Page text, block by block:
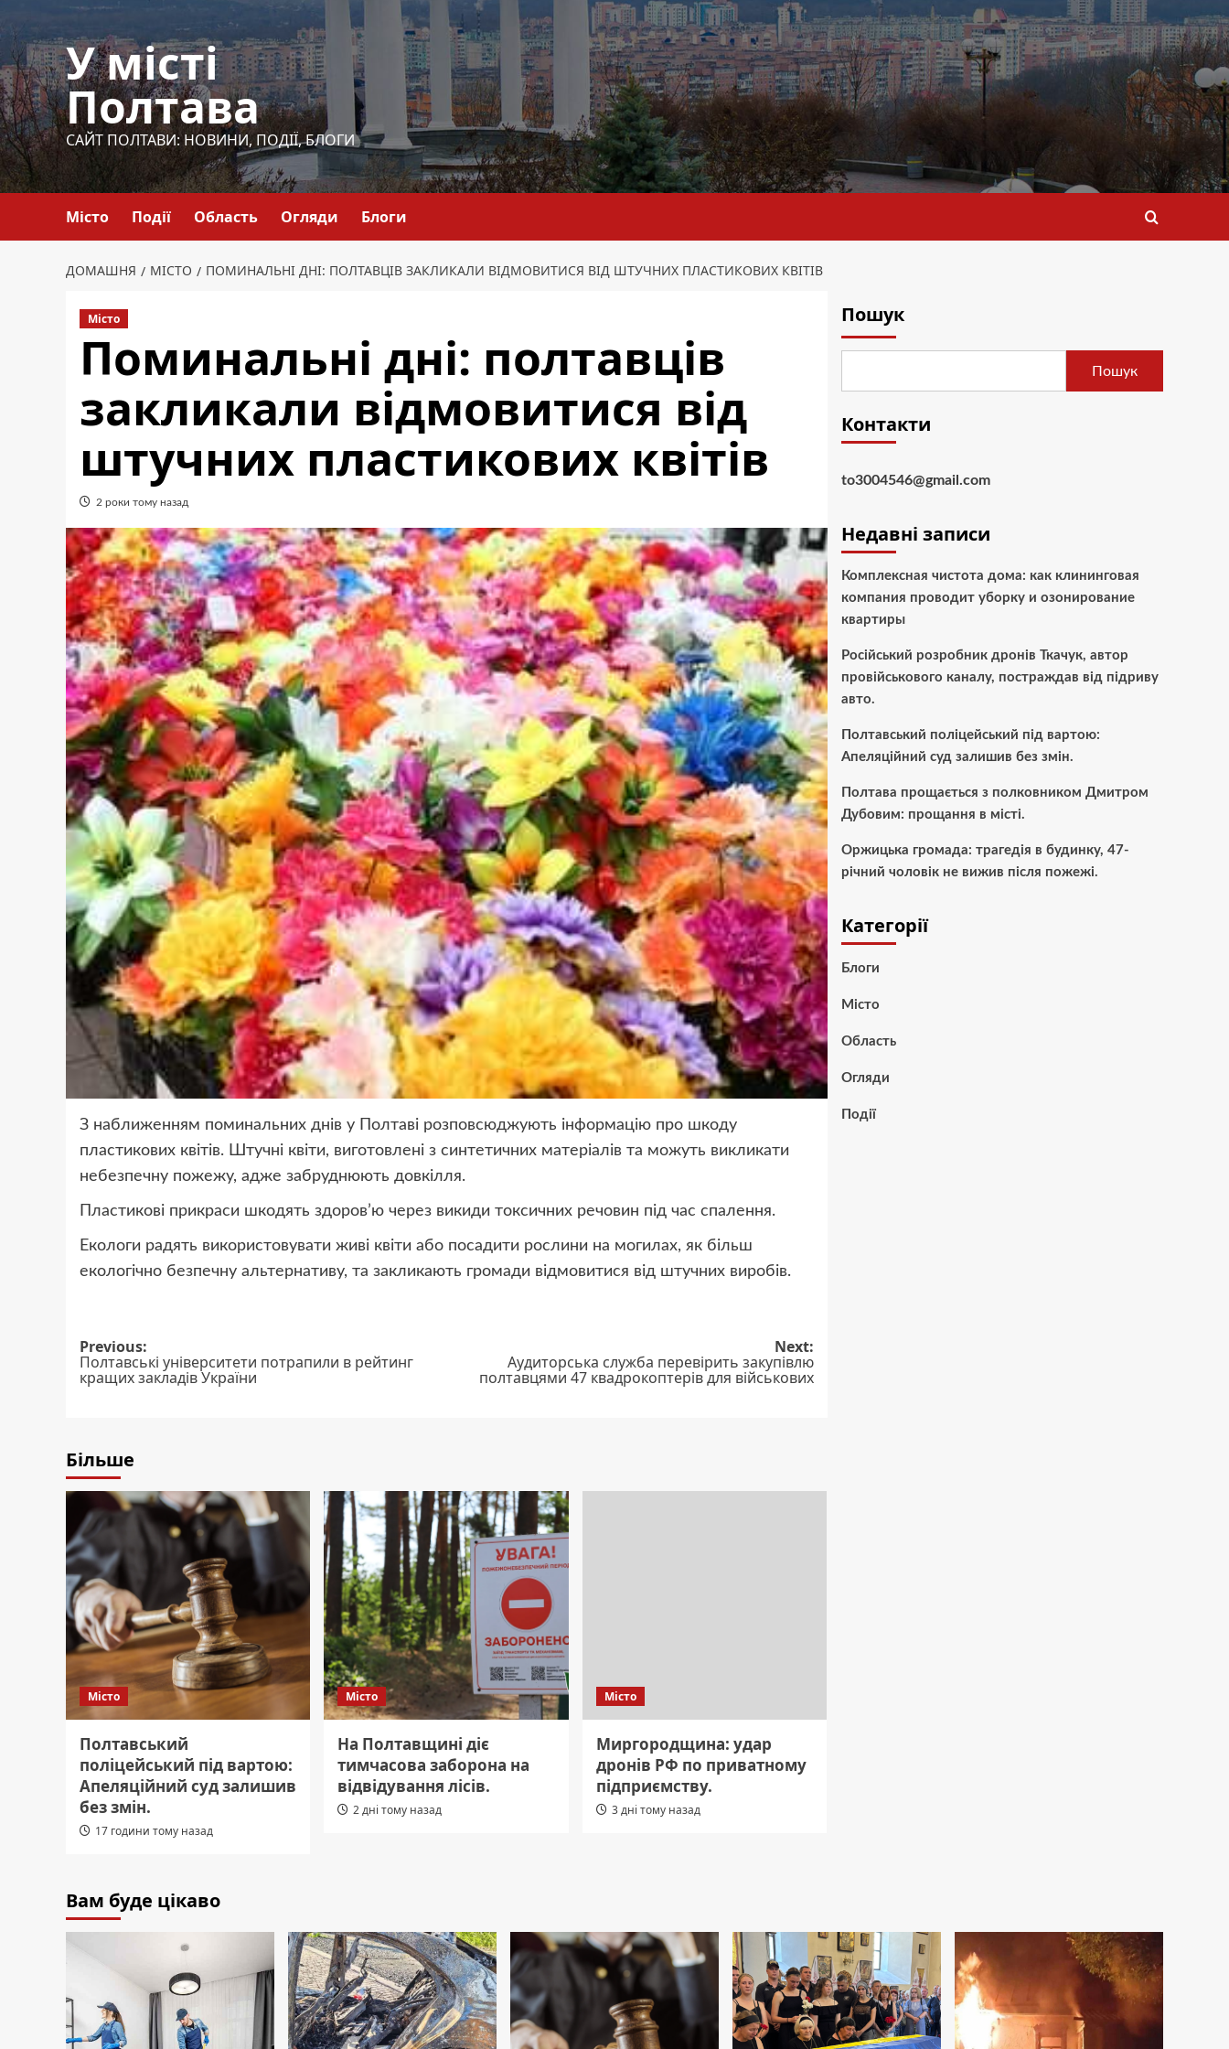
до
вмісту
У місті
Полтава
САЙТ ПОЛТАВИ: НОВИНИ, ПОДІЇ, БЛОГИ
Місто Події Область Огляди Блоги
ДОМАШНЯ МІСТО ПОМИНАЛЬНІ ДНІ: ПОЛТАВЦІВ ЗАКЛИКАЛИ ВІДМОВИТИСЯ ВІД ШТУЧНИХ ПЛАСТИКОВИХ КВІТІВ
Місто
Поминальні дні: полтавців
закликали відмовитися від
штучних пластикових квітів
2 роки тому назад
З наближенням поминальних днів у Полтаві розповсюджують інформацію про шкоду
пластикових квітів. Штучні квіти, виготовлені з синтетичних матеріалів та можуть викликати
небезпечну пожежу, адже забруднюють довкілля.
Пластикові прикраси шкодять здоров’ю через викиди токсичних речовин під час спалення.
Екологи радять використовувати живі квіти або посадити рослини на могилах, як більш
екологічно безпечну альтернативу, та закликають громади відмовитися від штучних виробів.
Post
navigation
Previous:
Полтавські університети потрапили в рейтинг
кращих закладів України
Next:
Аудиторська служба перевірить закупівлю
полтавцями 47 квадрокоптерів для військових
Більше
Місто
Полтавський
поліцейський під вартою:
Апеляційний суд залишив
без змін.
17 години тому назад
Місто
На Полтавщині діє
тимчасова заборона на
відвідування лісів.
2 дні тому назад
Місто
Миргородщина: удар
дронів РФ по приватному
підприємству.
3 дні тому назад
Пошук
Пошук
Контакти
to3004546@gmail.com
Недавні записи
Комплексная чистота дома: как клининговая
компания проводит уборку и озонирование
квартиры
Російський розробник дронів Ткачук, автор
провійськового каналу, постраждав від підриву
авто.
Полтавський поліцейський під вартою:
Апеляційний суд залишив без змін.
Полтава прощається з полковником Дмитром
Дубовим: прощання в місті.
Оржицька громада: трагедія в будинку, 47-
річний чоловік не вижив після пожежі.
Категорії
Блоги
Місто
Область
Огляди
Події
Вам буде цікаво